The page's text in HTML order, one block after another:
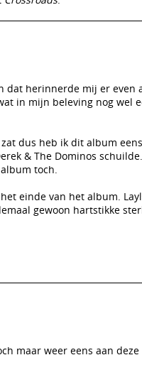
dat herinnerde mij er even
in mijn beleving nog wel
dus heb ik dit album
& The Dominos
toch.
einde van het album.
gewoon hartstikke
maar weer eens aan